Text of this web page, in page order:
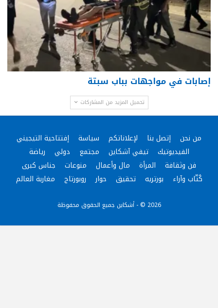
إصابات في مواجهات بباب سبتة
تحميل المزيد من المشاركات
من نحن إتصل بنا لإعلاناتكم سياسة
إفتتاحية التيجيني
الفيديوتيك
تيفي آشكاين مجتمع دولي
رياضة
فن وثقافة
المرأة مال وأعمال منوعات
جناس كبرى
كُتّاب وآراء
بورتريه تحقيق حوار روبورتاج مغاربة العالم
2026 © - أشكاين جميع الحقوق محفوظة